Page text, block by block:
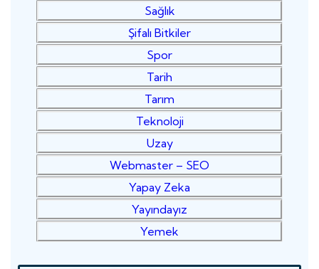
Sağlık
Şifalı Bitkiler
Spor
Tarih
Tarım
Teknoloji
Uzay
Webmaster – SEO
Yapay Zeka
Yayındayız
Yemek